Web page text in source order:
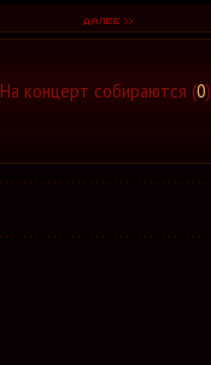
На концерт собираются (0)